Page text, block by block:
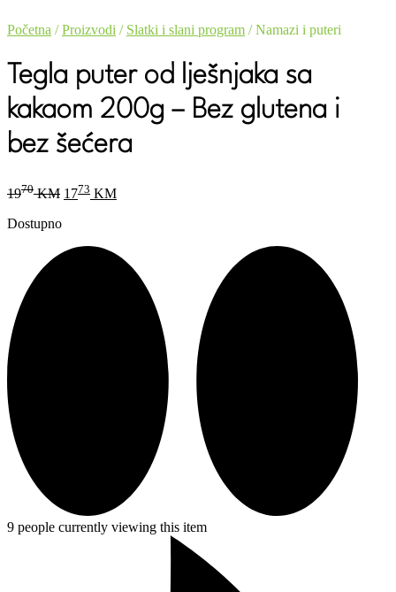
Početna /Proizvodi / Slatki i slani program / Namazi i puteri
Tegla puter od lješnjaka sa
kakaom 200g – Bez glutena i
bez šećera
1970 KM Original
price
1773 KMCurrent
price
Dostupno
9 people currently viewing this item